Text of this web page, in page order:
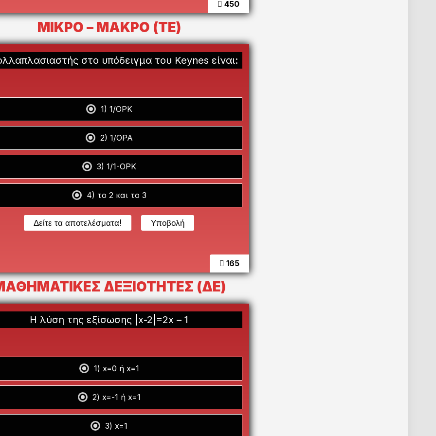
450
ΜΙΚΡΟ – ΜΑΚΡΟ (ΤΕ)
165
στο υπόδειγμα του Keynes είναι:
1) 1/ΟΡΚ
2) 1/ΟΡΑ
3) 1/1-ΟΡΚ
4) το 2 και το 3
ΔΕΞΙΟΤΗΤΕΣ (ΔΕ)
Η λύση της εξίσωσης |x-2|=2x – 1
1) x=0 ή x=1
2) x=-1 ή x=1
3) x=1